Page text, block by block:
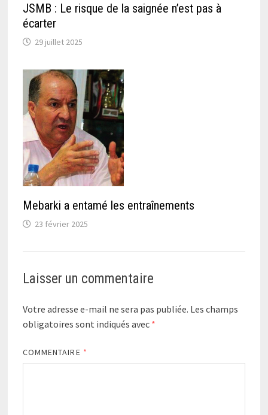
JSMB : Le risque de la saignée n’est pas à
écarter
29 juillet 2025
Mebarki a entamé les entraînements
23 février 2025
Laisser un commentaire
Votre adresse e-mail ne sera pas publiée. Les champs
obligatoires sont indiqués avec *
COMMENTAIRE *